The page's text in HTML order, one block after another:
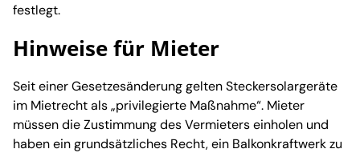
festlegt.
Hinweise für Mieter
Seit einer Gesetzesänderung gelten Steckersolargeräte
im Mietrecht als „privilegierte Maßnahme“. Mieter
müssen die Zustimmung des Vermieters einholen und
haben ein grundsätzliches Recht, ein Balkonkraftwerk zu